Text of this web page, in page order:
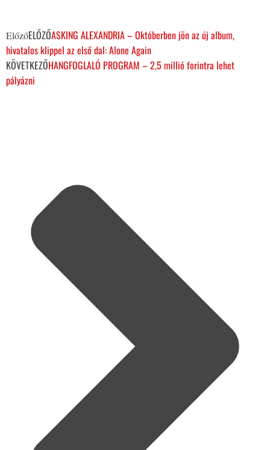
ElőzőELŐZŐASKING ALEXANDRIA – Októberben jön az új album,
hivatalos klippel az első dal: Alone Again
KÖVETKEZŐHANGFOGLALÓ PROGRAM – 2,5 millió forintra lehet
pályázni